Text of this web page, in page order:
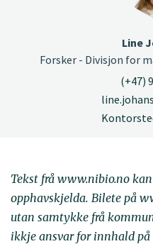
Line
Forsker - Divisjon for
(+47)
Tekst frå www.nibio.no
opphavskjelda. Bilete på
utan samtykke frå
ikkje ansvar for innhald